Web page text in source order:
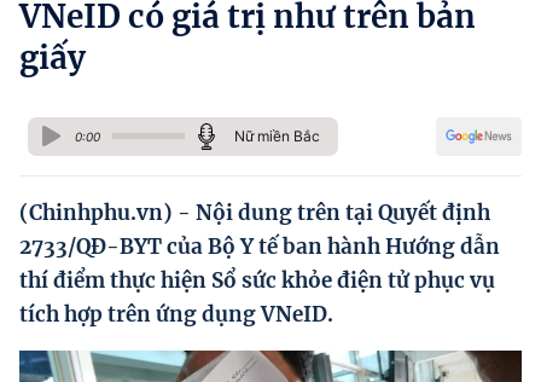
Doanh nghiệp hiến kế
Hướng dẫn thực hiện chính sách
Phát triển kinh tế tư nhân và doanh nghiệp dân tộc
Ocop và chuỗi giá trị Nông sản
Kinh tế tư nhân
Doanh nghiệp dân tộc
VNeID có giá trị như trên bản
giấy
0:00 Nữ miền Bắc
(Chinhphu.vn) - Nội dung trên tại Quyết định
2733/QĐ-BYT của Bộ Y tế ban hành Hướng dẫn
thí điểm thực hiện Sổ sức khỏe điện tử phục vụ
tích hợp trên ứng dụng VNeID.